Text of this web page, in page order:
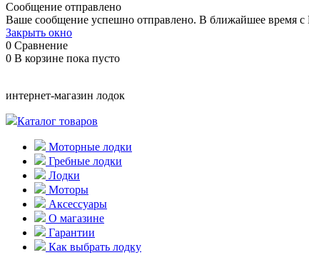
Сообщение отправлено
Ваше сообщение успешно отправлено. В ближайшее время с
Закрыть окно
0 Сравнение
0 В корзине пока пусто
интернет-магазин лодок
Каталог товаров
Моторные лодки
Гребные лодки
Лодки
Моторы
Аксессуары
О магазине
Гарантии
Как выбрать лодку